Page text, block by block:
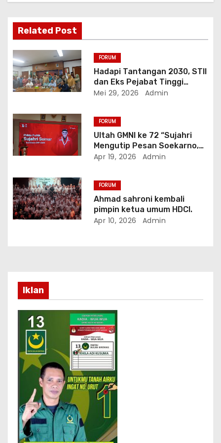
i
p
o
s
Related Post
FORUM
Hadapi Tantangan 2030, STII
dan Eks Pejabat Tinggi
Malaysia Serukan ASEAN
Mei 29, 2026 Admin
FORUM
Ultah GMNI ke 72 “Sujahri
Mengutip Pesan Soekarno,
Mengingatkan Pentingnya
Apr 19, 2026 Admin
FORUM
Ahmad sahroni kembali
pimpin ketua umum HDCI.
Apr 10, 2026 Admin
Iklan